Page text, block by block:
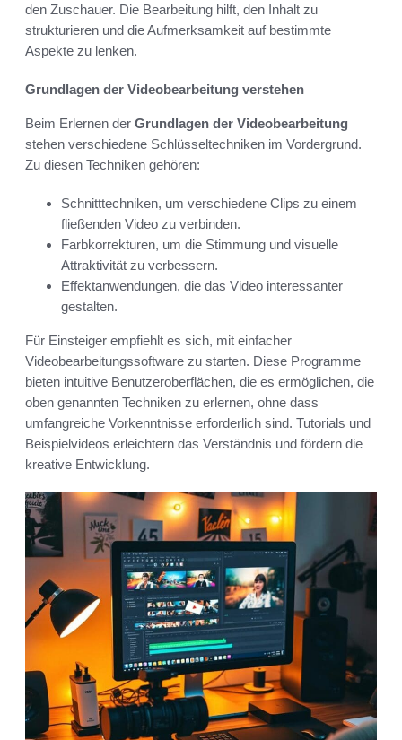
den Zuschauer. Die Bearbeitung hilft, den Inhalt zu
strukturieren und die Aufmerksamkeit auf bestimmte
Aspekte zu lenken.
Grundlagen der Videobearbeitung verstehen
Beim Erlernen der Grundlagen der Videobearbeitung
stehen verschiedene Schlüsseltechniken im Vordergrund.
Zu diesen Techniken gehören:
Schnitttechniken, um verschiedene Clips zu einem
fließenden Video zu verbinden.
Farbkorrekturen, um die Stimmung und visuelle
Attraktivität zu verbessern.
Effektanwendungen, die das Video interessanter
gestalten.
Für Einsteiger empfiehlt es sich, mit einfacher
Videobearbeitungssoftware zu starten. Diese Programme
bieten intuitive Benutzeroberflächen, die es ermöglichen, die
oben genannten Techniken zu erlernen, ohne dass
umfangreiche Vorkenntnisse erforderlich sind. Tutorials und
Beispielvideos erleichtern das Verständnis und fördern die
kreative Entwicklung.